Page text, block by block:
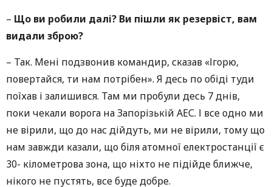
– Що ви робили далі? Ви пішли як резервіст, вам
видали зброю?
– Так. Мені подзвонив командир, сказав «Ігорю,
повертайся, ти нам потрібен». Я десь по обіді туди
поїхав і залишився. Там ми пробули десь 7 днів,
поки чекали ворога на Запорізькій АЕС. І все одно ми
не вірили, що до нас дійдуть, ми не вірили, тому що
нам завжди казали, що біля атомної електростанції є
30- кілометрова зона, що ніхто не підійде ближче,
нікого не пустять, все буде добре.